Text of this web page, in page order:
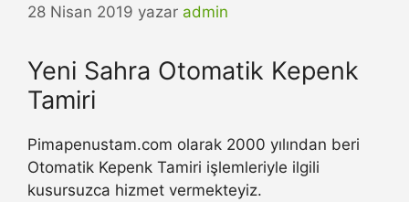
28 Nisan 2019 yazar admin
Yeni Sahra Otomatik Kepenk
Tamiri
Pimapenustam.com olarak 2000 yılından beri
Otomatik Kepenk Tamiri işlemleriyle ilgili
kusursuzca hizmet vermekteyiz.